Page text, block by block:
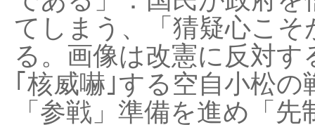
てしまう、「猜疑心こ
る。画像は改憲に反対
｢核威嚇｣する空自小松
「参戦」準備を進め「